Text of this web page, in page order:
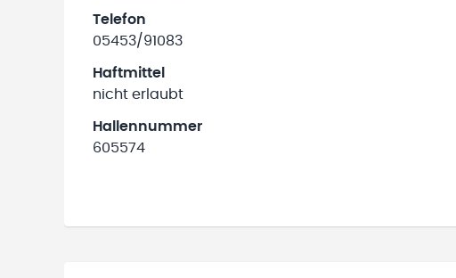
Telefon
05453/91083
Haftmittel
nicht erlaubt
Hallennummer
605574